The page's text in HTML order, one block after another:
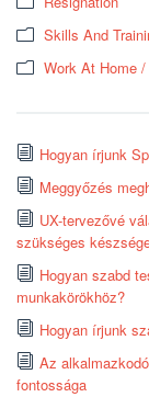
Skills And
Work At Home
Hogyan írjunk
Meggyőzés
UX-tervezővé
szükséges
Hogyan szabd
munkakörökhöz?
Hogyan írjunk
Az
fontossága